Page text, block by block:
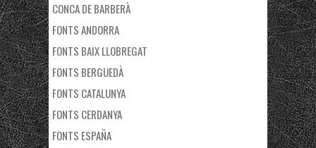
CONCA DE BARBERÀ
FONTS ANDORRA
FONTS BAIX LLOBREGAT
FONTS BERGUEDÀ
FONTS CATALUNYA
FONTS CERDANYA
FONTS ESPAÑA